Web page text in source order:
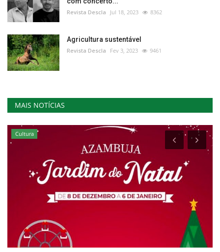
Revista Descla Jul 18, 2023 8362
Agricultura sustentável
Revista Descla Fev 3, 2023 9461
MAIS NOTÍCIAS
Cultura